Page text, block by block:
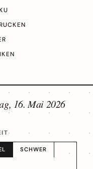
16. Mai 2026
SCHWER